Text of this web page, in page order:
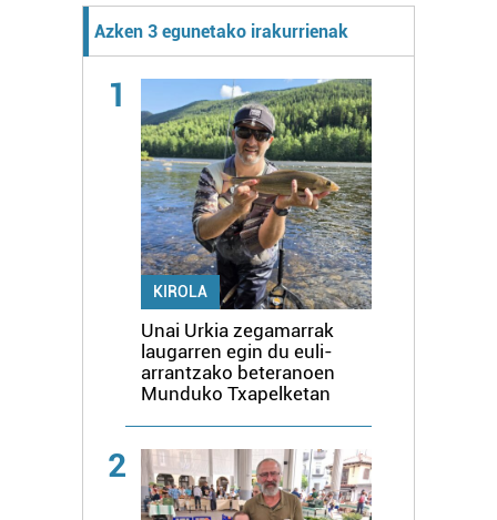
Azken 3 egunetako irakurrienak
1
KIROLA
Unai Urkia zegamarrak
laugarren egin du euli-
arrantzako beteranoen
Munduko Txapelketan
2